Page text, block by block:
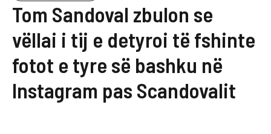
Tom Sandoval zbulon se
vëllai i tij e detyroi të fshinte
fotot e tyre së bashku në
Instagram pas Scandovalit